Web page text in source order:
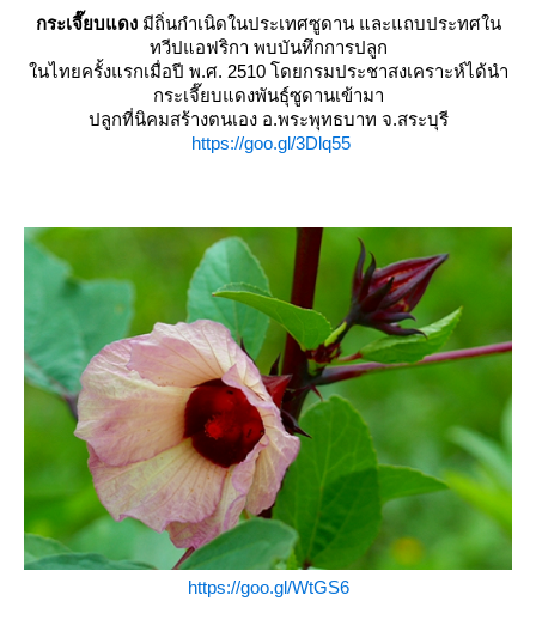
กระเจี๊ยบแดงมีถิ่นกำเนิดในประเทศซูดาน และแถบประทศใน
ทวีปแอฟริกา พบบันทึกการปลูก
นไทยครั้งแรกเมื่อปี พ.ศ. 2510 โดยกรมประชาสงเคราะห์ได้นำ
กระเจี๊ยบแดงพันธุ์ซูดานเข้ามา
ปลูกที่นิคมสร้างตนเอง อ.พระพุทธบาท จ.สระบุรี
https://goo.gl/3Dlq55
https://goo.gl/WtGS6